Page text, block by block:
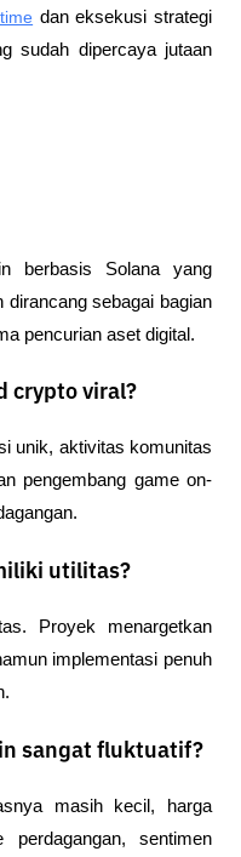
dan eksekusi strategi
sudah dipercaya jutaan
berbasis Solana yang
sebagai bagian
pencurian aset digital.
crypto viral?
unik, aktivitas komunitas
pengembang game on-
utilitas?
Proyek menargetkan
implementasi penuh
sangat fluktuatif?
masih kecil, harga
perdagangan, sentimen